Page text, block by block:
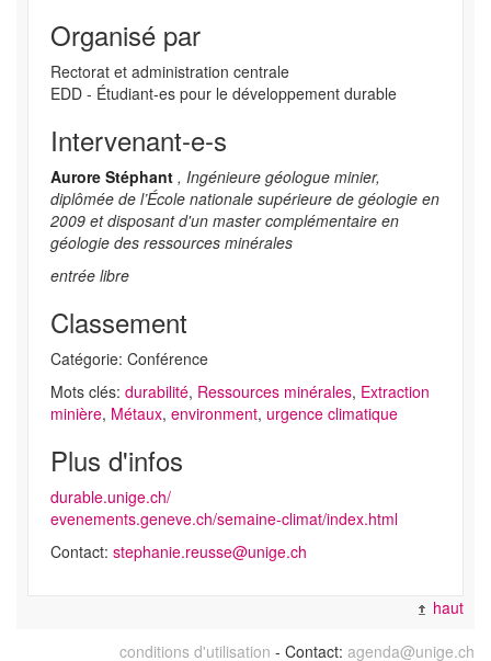
Organisé par
Rectorat et administration centrale
EDD - Étudiant-es pour le développement durable
Intervenant-e-s
Aurore Stéphant , Ingénieure géologue minier,
diplômée de l’École nationale supérieure de géologie en
2009 et disposant d'un master complémentaire en
géologie des ressources minérales
entrée libre
Classement
Catégorie: Conférence
Mots clés: durabilité, Ressources minérales, Extraction
minière, Métaux, environment, urgence climatique
Plus d'infos
durable.unige.ch/
evenements.geneve.ch/semaine-climat/index.html
Contact: stephanie.reusse@unige.ch
haut
conditions d'utilisation - Contact: agenda@unige.ch